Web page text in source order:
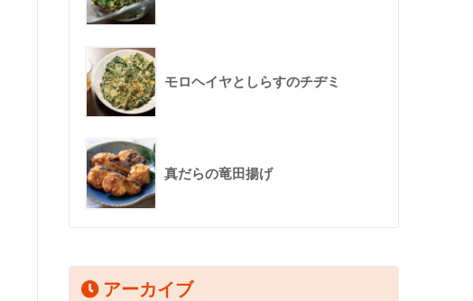
モロヘイヤとしらすのチヂミ
真だらの竜田揚げ
アーカイブ